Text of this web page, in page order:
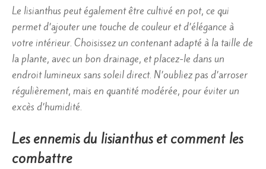
Le lisianthus peut également être cultivé en pot, ce qui
permet d’ajouter une touche de couleur et d’élégance à
votre intérieur. Choisissez un contenant adapté à la taille de
la plante, avec un bon drainage, et placez-le dans un
endroit lumineux sans soleil direct. N’oubliez pas d’arroser
régulièrement, mais en quantité modérée, pour éviter un
excès d’humidité.
Les ennemis du lisianthus et comment les
combattre